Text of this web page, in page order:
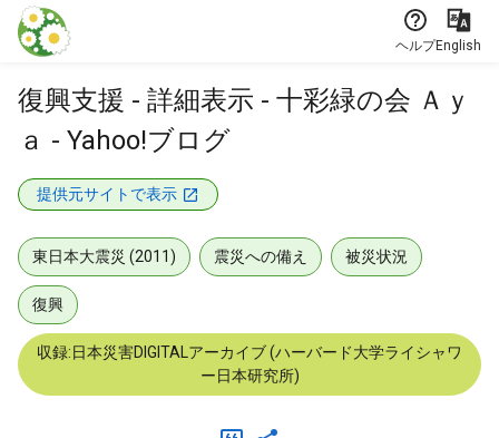
本文に飛ぶ
ヘルプEnglish
復興支援 - 詳細表示 - 十彩緑の会 Ａｙ
ａ - Yahoo!ブログ
提供元サイトで表示
東日本大震災 (2011) 震災への備え 被災状況
復興
収録:日本災害DIGITALアーカイブ (ハーバード大学ライシャワ
ー日本研究所)